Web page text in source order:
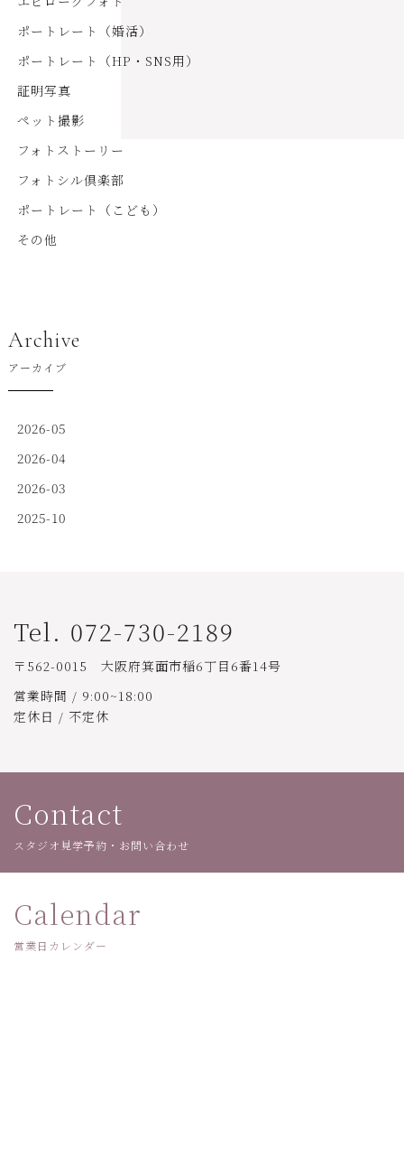
ポートレート（婚活）
ポートレート（HP・SNS用）
証明写真
ペット撮影
フォトストーリー
フォトシル倶楽部
ポートレート（こども）
その他
Archive
アーカイブ
2026-05
2026-04
2026-03
2025-10
Tel. 072-730-2189
〒562-0015 大阪府箕面市稲6丁目6番14号
営業時間 / 9:00~18:00
定休日 / 不定休
Contact
スタジオ見学予約・お問い合わせ
Calendar
営業日カレンダー